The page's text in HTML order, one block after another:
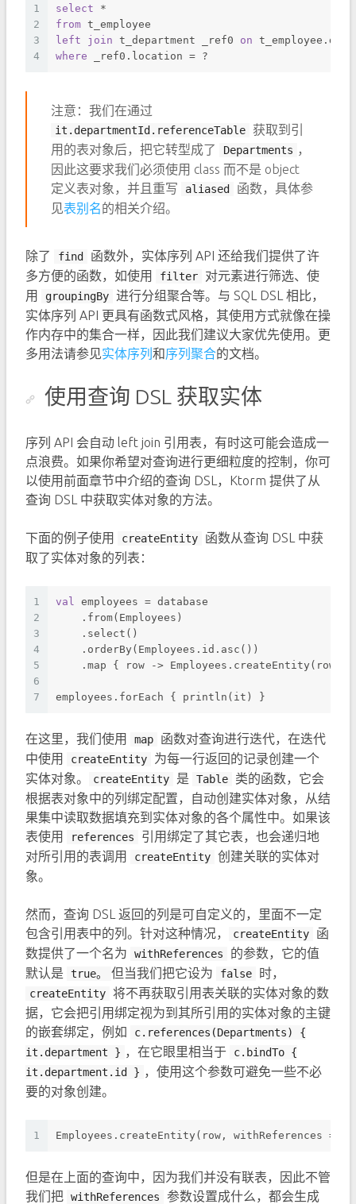
1
2
3
4
select
*
from t_employee
left
join t_department _ref0 on
where _ref0.location = ?
注意：我们在通过
it.departmentId.referenceTable
获取到引
用的表对象后，把它转型成了
Departments ，
因此这要求我们必须使用 class 而不是 object
定义表对象，并且重写
aliased
函数，具体参
见表别名的相关介绍。
除了 find
函数外，实体序列 API 还给我们提供了许
多方便的函数，如使用
filter
对元素进行筛选、使
用
groupingBy 进行分组聚合等。与 SQL DSL 相比，
实体序列 API 更具有函数式风格，其使用方式就像在操
作内存中的集合一样，因此我们建议大家优先使用。更
多用法请参见实体序列 和序列聚合的文档。
使用查询 DSL 获取实体
序列 API 会自动 left join 引用表，有时这可能会造成一
点浪费。如果你希望对查询进行更细粒度的控制，你可
以使用前面章节中介绍的查询 DSL，Ktorm 提供了从
查询 DSL 中获取实体对象的方法。
下面的例子使用 createEntity
函数从查询 DSL 中获
取了实体对象的列表：
1
2
3
4
5
6
7
val employees = database
    .from(Employees)
    .select()
    .orderBy(Employees.id.asc())
    .map { row -> Employees.createEntity(row) }
employees.forEach { println(it) }
在这里，我们使用 map
函数对查询进行迭代，在迭代
中使用
createEntity
为每一行返回的记录创建一个
实体对象。
createEntity 是 Table
类的函数，它会
根据表对象中的列绑定配置，自动创建实体对象，从结
果集中读取数据填充到实体对象的各个属性中。如果该
表使用
references
引用绑定了其它表，也会递归地
对所引用的表调用
createEntity 创建关联的实体对
象。
然而，查询 DSL 返回的列是可自定义的，里面不一定
包含引用表中的列。针对这种情况，
createEntity
函
数提供了一个名为
withReferences
的参数，它的值
默认是
true。 但当我们把它设为 false 时，
createEntity 将不再获取引用表关联的实体对象的数
据，它会把引用绑定视为到其所引用的实体对象的主键
的嵌套绑定，例如
c.references(Departments) {
it.department } ，在它眼里相当于
c.bindTo {
it.department.id } ，使用这个参数可避免一些不必
要的对象创建。
1 Employees.createEntity(row, withReferences =
但是在上面的查询中，因为我们并没有联表，因此不管
我们把 withReferences
参数设置成什么，都会生成